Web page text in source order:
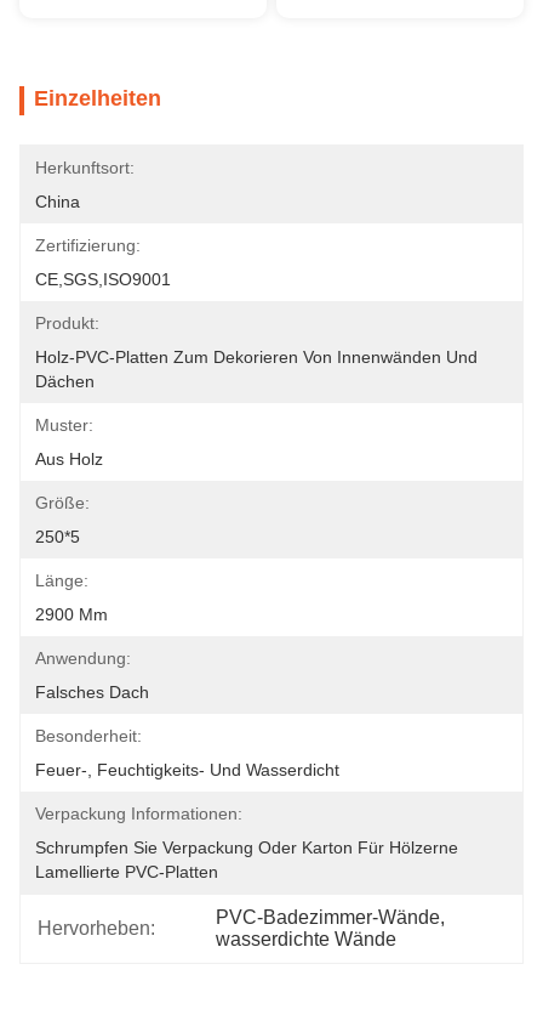
Einzelheiten
Herkunftsort:
China
Zertifizierung:
CE,SGS,ISO9001
Produkt:
Holz-PVC-Platten Zum Dekorieren Von Innenwänden Und
Dächen
Muster:
Aus Holz
Größe:
250*5
Länge:
2900 Mm
Anwendung:
Falsches Dach
Besonderheit:
Feuer-, Feuchtigkeits- Und Wasserdicht
Verpackung Informationen:
Schrumpfen Sie Verpackung Oder Karton Für Hölzerne
Lamellierte PVC-Platten
Hervorheben:
PVC-Badezimmer-Wände,
wasserdichte Wände